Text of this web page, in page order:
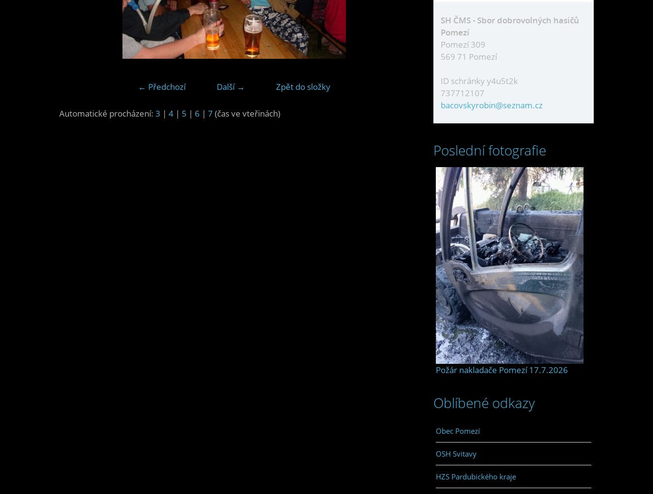
← Předchozí Další → Zpět do složky
Automatické procházení: 3 | 4 | 5 | 6 | 7 (čas ve vteřinách)
SH ČMS - Sbor dobrovolných hasičů
Pomezí
Pomezí 309
569 71 Pomezí
ID schránky y4u5t2k
737712107
bacovskyrobin@seznam.cz
Poslední fotografie
Požár nakladače Pomezí 17.7.2026
Oblíbené odkazy
Obec Pomezí
OSH Svitavy
HZS Pardubického kraje